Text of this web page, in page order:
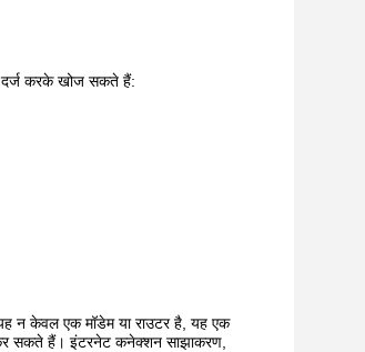
करके खोज सकते हैं:
न केवल एक मॉडेम या राउटर है, यह एक
कर सकते हैं। इंटरनेट कनेक्शन साझाकरण,